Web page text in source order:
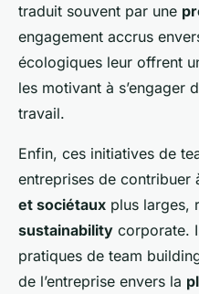
traduit souvent par une
engagement accrus
écologiques leur offrent
les motivant à s’engager
travail.
Enfin, ces initiatives de
entreprises de contribuer
et sociétaux plus larges,
sustainability corporate.
pratiques de team
de l’entreprise envers la